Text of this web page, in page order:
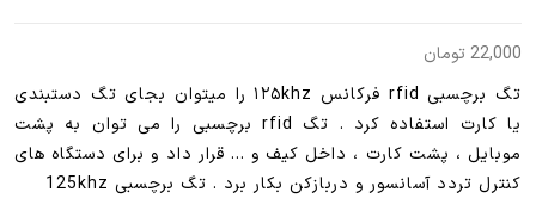
22,000تومان
تگ برچسبی rfid فرکانس ۱۲۵khz را میتوان بجای تگ دستبندی
یا کارت استفاده کرد . تگ rfid برچسبی را می توان به پشت
موبایل ، پشت کارت ، داخل کیف و … قرار داد و برای دستگاه های
کنترل تردد آسانسور و دربازکن بکار برد . تگ برچسبی 125khz